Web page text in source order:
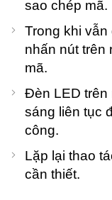
sao chép mã.
Trong khi
nhấn nút trên
mã.
Đèn LED trên
sáng liên tục
công.
Lặp lại thao
cần thiết.